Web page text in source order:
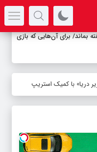
بماند/ برای آن‌هایی که بازی
دریا» با کمیک استریپ